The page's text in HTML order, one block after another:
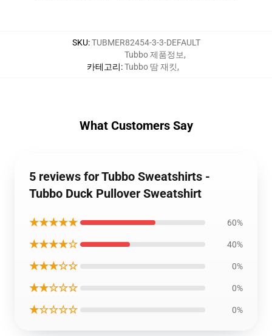
SKU:TUBMER82454-3-3-DEFAULT
카테고리:
Tubbo 제품정보,
Tubbo 땀 재킷,
What Customers Say
5 reviews for Tubbo Sweatshirts -
Tubbo Duck Pullover Sweatshirt
★★★★★ 60%
★★★★☆ 40%
★★★☆☆ 0%
★★☆☆☆ 0%
★☆☆☆☆ 0%